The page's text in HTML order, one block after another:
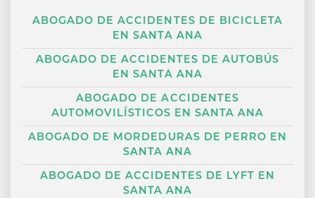
ABOGADO DE ACCIDENTES DE BICICLETA
EN SANTA ANA
ABOGADO DE ACCIDENTES DE AUTOBÚS
EN SANTA ANA
ABOGADO DE ACCIDENTES
AUTOMOVILÍSTICOS EN SANTA ANA
ABOGADO DE MORDEDURAS DE PERRO EN
SANTA ANA
ABOGADO DE ACCIDENTES DE LYFT EN
SANTA ANA